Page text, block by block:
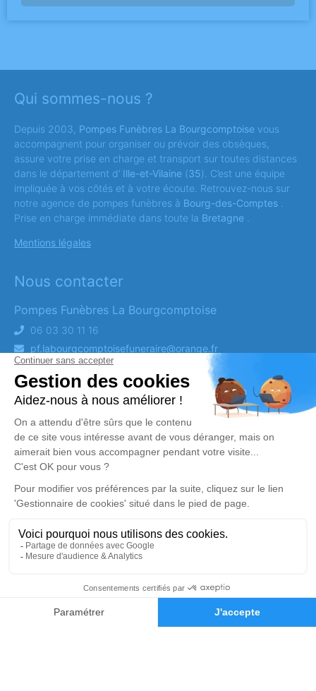
Demande de devis 06 03 30 11 16
Qui sommes-nous ?
Depuis 2003, Pompes Funèbres La Bourgcomptoise vous
accompagnent pour organiser ou prévoir des obsèques,
assure votre prise en charge et transport sur toutes distances
dans le département d’ Ille-et-Vilaine (35). C’est une équipe
impliquée à vos côtés et à votre écoute. Retrouvez-nous sur
notre agence de pompes funèbres à Bourg-des-Comptes
Prise en charge immédiate dans toute la Bretagne
Mentions légales
Nous contacter
Pompes Funèbres La Bourgcomptoise
06 03 30 11 16
pf.labourgcomptoisefuneraire@orange.fr
Z.A La Touche,35890 Bourg-des-Comptes
Suivez-nous
Obtenez un devis
DEVIS OBSÈQUES
DEVIS PRÉVOYANCE
DEVIS MARBRERIE